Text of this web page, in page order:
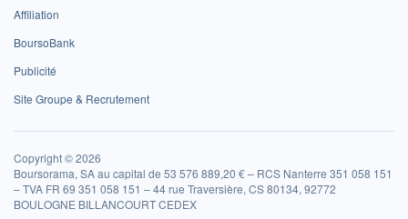
Affiliation
BoursoBank
Publicité
Site Groupe & Recrutement
Copyright © 2026
Boursorama, SA au capital de 53 576 889,20 € – RCS Nanterre 351 058 151
– TVA FR 69 351 058 151 – 44 rue Traversière, CS 80134, 92772
BOULOGNE BILLANCOURT CEDEX